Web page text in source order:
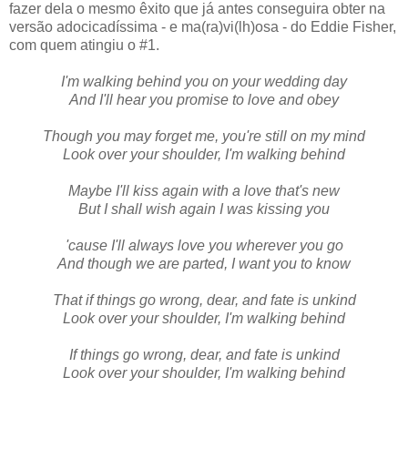
fazer dela o mesmo êxito que já antes conseguira obter na
versão adocicadíssima - e ma(ra)vi(lh)osa - do Eddie Fisher,
com quem atingiu o #1.
I'm walking behind you on your wedding day
And I'll hear you promise to love and obey
Though you may forget me, you're still on my mind
Look over your shoulder, I'm walking behind
Maybe I'll kiss again with a love that's new
But I shall wish again I was kissing you
'cause I'll always love you wherever you go
And though we are parted, I want you to know
That if things go wrong, dear, and fate is unkind
Look over your shoulder, I'm walking behind
If things go wrong, dear, and fate is unkind
Look over your shoulder, I'm walking behind